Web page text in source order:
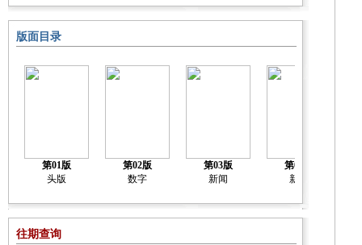
版面目录
第01版
头版
第02版
数字
第03版
新闻
第04版
新闻
往期查询